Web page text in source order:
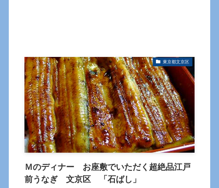
東京都文京区
Ｍのディナー お座敷でいただく超絶品江戸
前うなぎ 文京区 「石ばし」